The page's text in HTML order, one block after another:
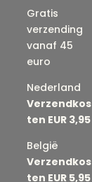
Gratis
verzending
vanaf 45
euro
Nederland
Verzendkos
ten EUR 3,95
België
Verzendkos
ten EUR 5,95